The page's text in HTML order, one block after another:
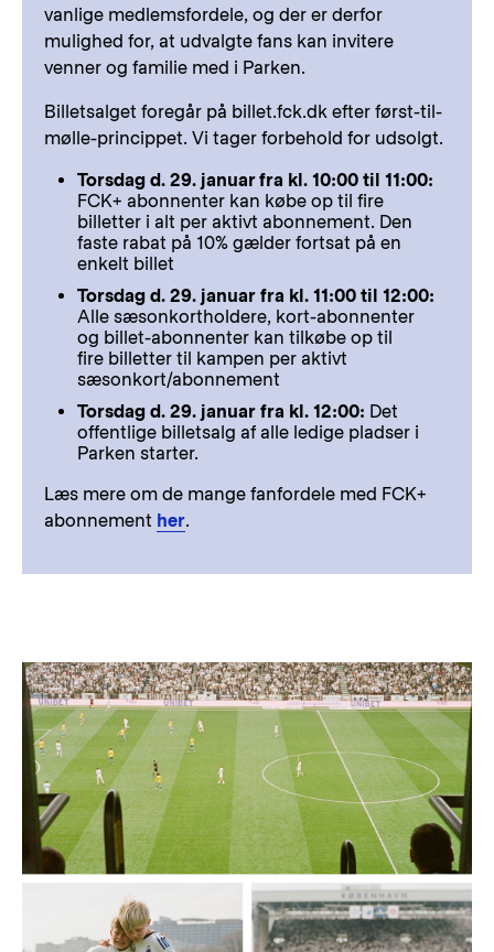
vanlige medlemsfordele, og der er derfor
mulighed for, at udvalgte fans kan invitere
venner og familie med i Parken.
Billetsalget foregår på billet.fck.dk efter først-til-
mølle-princippet. Vi tager forbehold for udsolgt.
Torsdag d. 29. januar fra kl. 10:00 til 11:00:
FCK+ abonnenter kan købe op til fire
billetter i alt per aktivt abonnement. Den
faste rabat på 10% gælder fortsat på en
enkelt billet
Torsdag d. 29. januar fra kl. 11:00 til 12:00:
Alle sæsonkortholdere, kort-abonnenter
og billet-abonnenter kan tilkøbe op til
fire billetter til kampen per aktivt
sæsonkort/abonnement
Torsdag d. 29. januar fra kl. 12:00: Det
offentlige billetsalg af alle ledige pladser i
Parken starter.
Læs mere om de mange fanfordele med FCK+
abonnement her.